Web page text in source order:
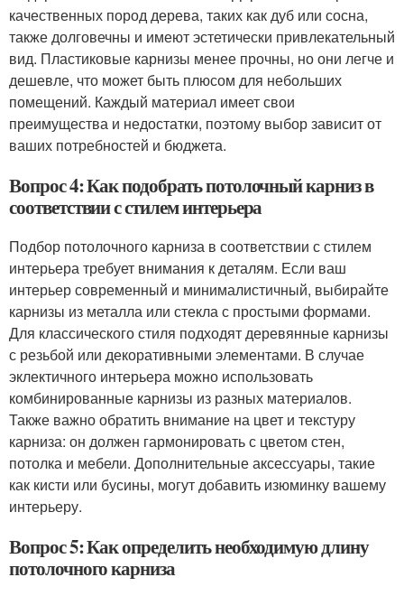
качественных пород дерева, таких как дуб или сосна,
также долговечны и имеют эстетически привлекательный
вид. Пластиковые карнизы менее прочны, но они легче и
дешевле, что может быть плюсом для небольших
помещений. Каждый материал имеет свои
преимущества и недостатки, поэтому выбор зависит от
ваших потребностей и бюджета.
Вопрос 4: Как подобрать потолочный карниз в
соответствии с стилем интерьера
Подбор потолочного карниза в соответствии с стилем
интерьера требует внимания к деталям. Если ваш
интерьер современный и минималистичный, выбирайте
карнизы из металла или стекла с простыми формами.
Для классического стиля подходят деревянные карнизы
с резьбой или декоративными элементами. В случае
эклектичного интерьера можно использовать
комбинированные карнизы из разных материалов.
Также важно обратить внимание на цвет и текстуру
карниза: он должен гармонировать с цветом стен,
потолка и мебели. Дополнительные аксессуары, такие
как кисти или бусины, могут добавить изюминку вашему
интерьеру.
Вопрос 5: Как определить необходимую длину
потолочного карниза